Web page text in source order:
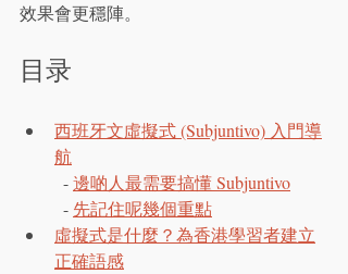
效果會更穩陣。
目录
西班牙文虛擬式 (Subjuntivo) 入門導
航
  -
邊啲人最需要搞懂 Subjuntivo
  -
先記住呢幾個重點
虛擬式是什麼？為香港學習者建立
正確語感